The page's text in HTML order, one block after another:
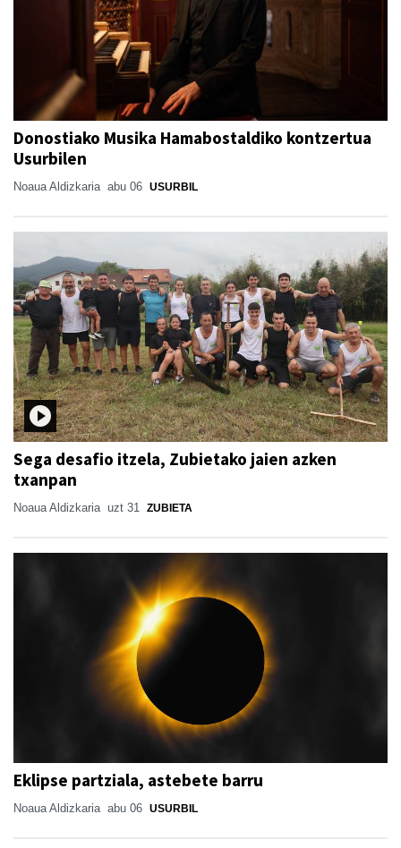
Donostiako Musika Hamabostaldiko kontzertua
Usurbilen
Noaua Aldizkaria abu 06 USURBIL
Sega desafio itzela, Zubietako jaien azken
txanpan
Noaua Aldizkaria uzt 31 ZUBIETA
Eklipse partziala, astebete barru
Noaua Aldizkaria abu 06 USURBIL